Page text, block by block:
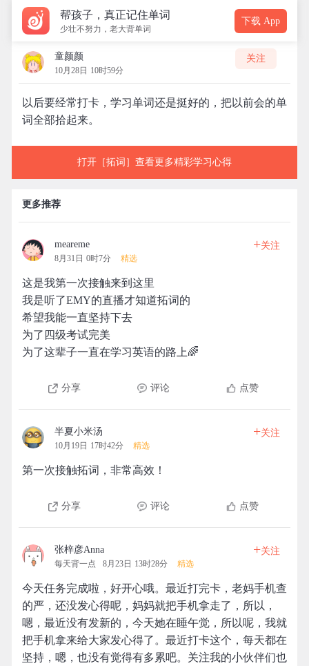
帮孩子，真正记住单词
少壮不努力，老大背单词
下载 App
童颜颜
10月28日 10时59分
关注
以后要经常打卡，学习单词还是挺好的，把以前会的单
词全部拾起来。
打开［拓词］查看更多精彩学习心得
更多推荐
meareme
8月31日 0时7分 精选
+关注
这是我第一次接触来到这里
我是听了EMY的直播才知道拓词的
希望我能一直坚持下去
为了四级考试完美
为了这辈子一直在学习英语的路上🌈
分享 评论 点赞
半夏小米汤
10月19日 17时42分 精选
+关注
第一次接触拓词，非常高效！
分享 评论 点赞
张梓彦Anna
每天背一点 8月23日 13时28分 精选
+关注
今天任务完成啦，好开心哦。最近打完卡，老妈手机查
的严，还没发心得呢，妈妈就把手机拿走了，所以，
嗯，最近没有发新的，今天她在睡午觉，所以呢，我就
把手机拿来给大家发心得了。最近打卡这个，每天都在
坚持，嗯，也没有觉得有多累吧。关注我的小伙伴们也